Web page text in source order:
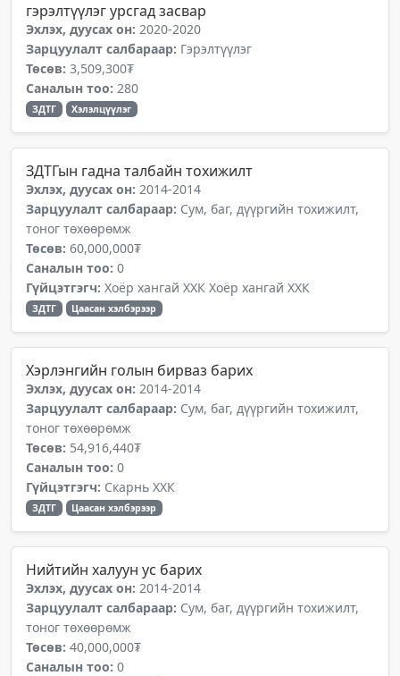
гэрэлтүүлэг урсгад засвар
Эхлэх, дуусах он: 2020-2020
Зарцуулалт салбараар: Гэрэлтүүлэг
Төсөв: 3,509,300₮
Саналын тоо: 280
ЗДТГ Хэлэлцүүлэг
ЗДТГын гадна талбайн тохижилт
Эхлэх, дуусах он: 2014-2014
Зарцуулалт салбараар: Сум, баг, дүүргийн тохижилт,
тоног төхөөрөмж
Төсөв: 60,000,000₮
Саналын тоо: 0
Гүйцэтгэгч: Хоёр хангай ХХК Хоёр хангай ХХК
ЗДТГ Цаасан хэлбэрээр
Хэрлэнгийн голын бирваз барих
Эхлэх, дуусах он: 2014-2014
Зарцуулалт салбараар: Сум, баг, дүүргийн тохижилт,
тоног төхөөрөмж
Төсөв: 54,916,440₮
Саналын тоо: 0
Гүйцэтгэгч: Скарнь ХХК
ЗДТГ Цаасан хэлбэрээр
Нийтийн халуун ус барих
Эхлэх, дуусах он: 2014-2014
Зарцуулалт салбараар: Сум, баг, дүүргийн тохижилт,
тоног төхөөрөмж
Төсөв: 40,000,000₮
Саналын тоо: 0